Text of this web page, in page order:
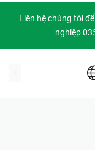
Liên hệ chúng tôi
nghiệp